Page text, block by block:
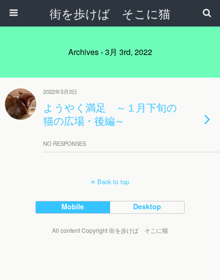
街を歩けば そこに猫
Archives › 3月 3rd, 2022
2022年3月3日
ようやく満足 ～１月下旬の
猫の広場・後編～
NO RESPONSES
Back to top
Mobile Desktop
All content Copyright 街を歩けば そこに猫